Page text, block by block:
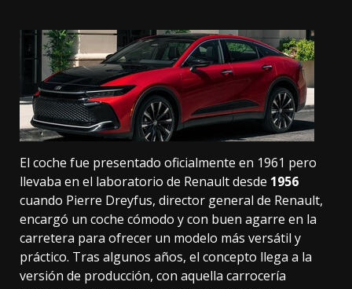
El coche fue presentado oficialmente en 1961 pero
llevaba en el laboratorio de Renault desde 1956
cuando Pierre Dreyfus, director general de Renault,
encargó un coche cómodo y con buen agarre en la
carretera para ofrecer un modelo más versátil y
práctico. Tras algunos años, el concepto llega a la
versión de producción, con aquella carrocería